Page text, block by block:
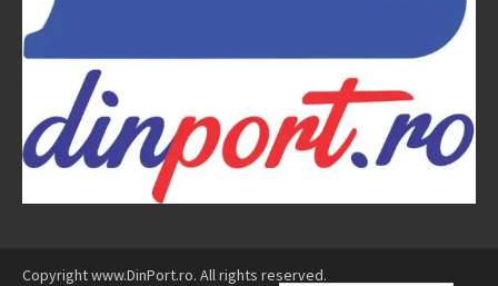
Copyright www.DinPort.ro. All rights reserved.